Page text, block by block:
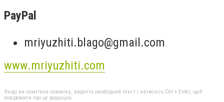
PayPal
mriyuzhiti.blago@gmail.com
www.mriyuzhiti.com
Якщо ви помітили помилку, виділіть необхідний текст і натисніть Ctrl + Enter, щоб
повідомити про це редакцію